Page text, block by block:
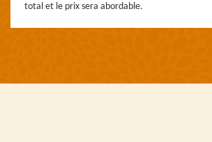
total et le prix sera abordable.